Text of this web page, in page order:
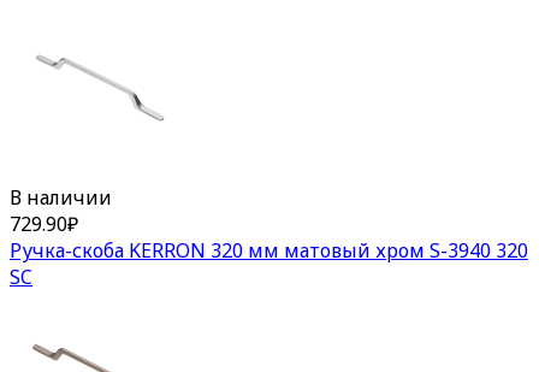
В наличии
729.90₽
Ручка-скоба KERRON 320 мм матовый хром S-3940 320
SC